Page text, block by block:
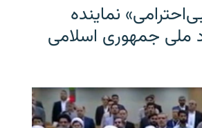
نماینده
ملی جمهوری اسلامی